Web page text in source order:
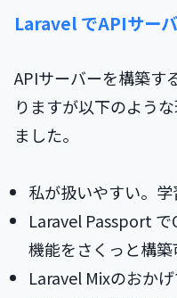
Laravel でAPIサー
APIサーバーを構築す
りますが以下のよう
ました。
私が扱いやすい。学
Laravel Passport
機能をさくっと構
Laravel Mixのおか